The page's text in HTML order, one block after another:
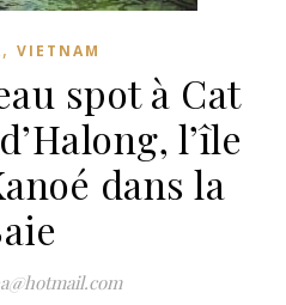
, VIETNAM
spot à Cat
l’île
dans la